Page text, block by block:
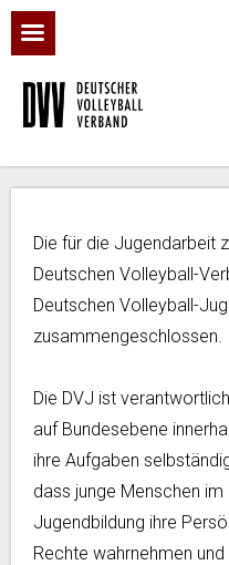
Die für die Jugendarbeit
Deutschen Volleyball-
Deutschen Volleyball-
zusammengeschlossen.
Die DVJ ist
auf Bundesebene
ihre Aufgaben
dass junge Menschen
Jugendbildung ihre
Rechte wahrnehmen